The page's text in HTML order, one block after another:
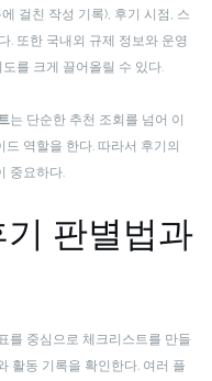
걸친 작성 기록), 후기 시점, 스
. 또한 국내외 규제 정보와 운영
를 크게 끌어올릴 수 있다.
는 단순한 추천 조회를 넘어 이
역할을 한다. 따라서 후기의
중요하다.
판별법과
를 중심으로 체크리스트를 만들
활동 기록을 확인한다. 여러 플